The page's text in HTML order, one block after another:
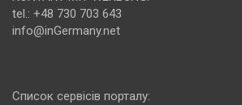
tel.: +48 730 703 643
info@inGermany.net
Cписок сервісів порталу: